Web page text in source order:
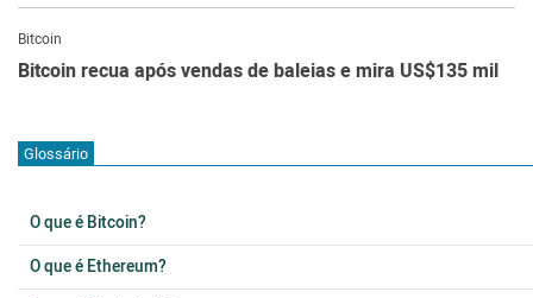
Bitcoin
Bitcoin recua após vendas de baleias e mira US$135 mil
Glossário
O que é Bitcoin?
O que é Ethereum?